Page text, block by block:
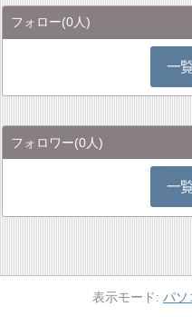
フォロー(0人)
一
フォロワー(0人)
一
パソ